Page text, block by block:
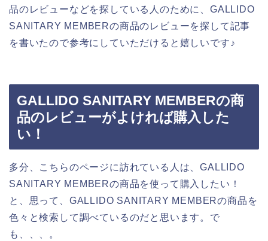
品のレビューなどを探している人のために、GALLIDO
SANITARY MEMBERの商品のレビューを探して記事
を書いたので参考にしていただけると嬉しいです♪
GALLIDO SANITARY MEMBERの商
品のレビューがよければ購入した
い！
多分、こちらのページに訪れている人は、GALLIDO
SANITARY MEMBERの商品を使って購入したい！
と、思って、GALLIDO SANITARY MEMBERの商品を
色々と検索して調べているのだと思います。で
も、、、。